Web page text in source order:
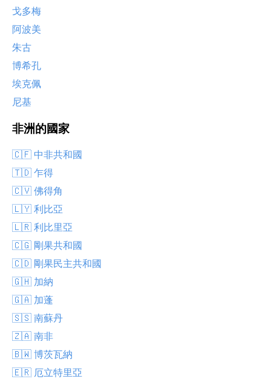
戈多梅
阿波美
朱古
博希孔
埃克佩
尼基
非洲的國家
🇨🇫 中非共和國
🇹🇩 乍得
🇨🇻 佛得角
🇱🇾 利比亞
🇱🇷 利比里亞
🇨🇬 剛果共和國
🇨🇩 剛果民主共和國
🇬🇭 加納
🇬🇦 加蓬
🇸🇸 南蘇丹
🇿🇦 南非
🇧🇼 博茨瓦納
🇪🇷 厄立特里亞